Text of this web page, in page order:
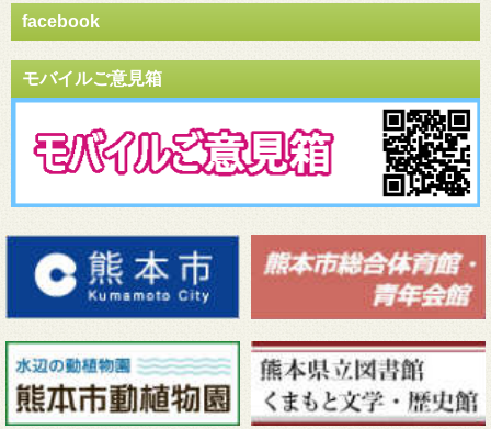
facebook
モバイルご意見箱